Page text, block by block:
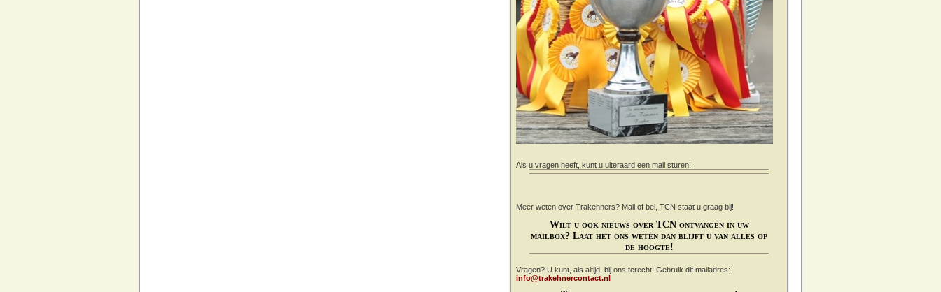
Als u vragen heeft, kunt u uiteraard een mail sturen!
Meer weten over Trakehners? Mail of bel, TCN staat u graag bij!
Wilt u ook nieuws over TCN ontvangen in uw
mailbox? Laat het ons weten dan blijft u van alles op
de hoogte!
Vragen? U kunt, als altijd, bij ons terecht. Gebruik dit mailadres:
info@trakehnercontact.nl